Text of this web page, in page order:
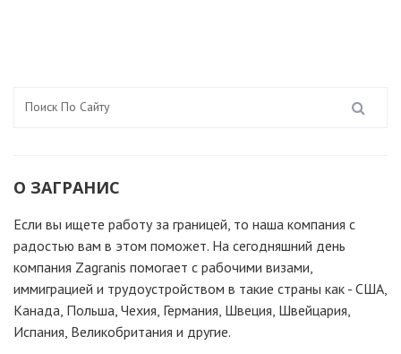
О ЗАГРАНИС
Если вы ищете работу за границей, то наша компания c
радостью вам в этом поможет. На сегодняшний день
компания Zagranis помогает с рабочими визами,
иммиграцией и трудоустройством в такие страны как - США,
Канада, Польша, Чехия, Германия, Швеция, Швейцария,
Испания, Великобритания и другие.